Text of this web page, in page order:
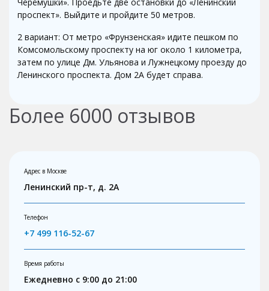
проспект». Выйдите и пройдите 50 метров.
2 вариант: От метро «Фрунзенская» идите пешком по
Комсомольскому проспекту на юг около 1 километра,
затем по улице Дм. Ульянова и Лужнецкому проезду до
Ленинского проспекта. Дом 2А будет справа.
Более 6000 отзывов
Адрес в Москве
Ленинский пр-т, д. 2А
Телефон
+7 499 116-52-67
Время работы
Ежедневно с 9:00 до 21:00